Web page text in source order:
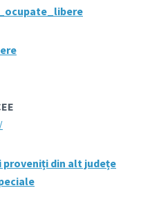
din alt județe